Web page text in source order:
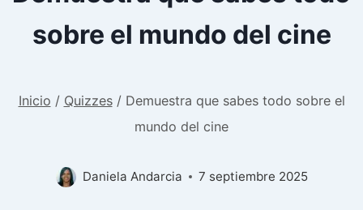
sobre el mundo del cine
Inicio / Quizzes / Demuestra que sabes todo sobre el
mundo del cine
Daniela Andarcia 7 septiembre 2025